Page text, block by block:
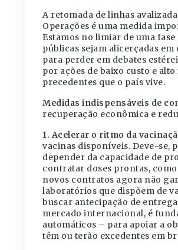
A retomada de linhas
Operações é uma medida
Estamos no limiar de uma
públicas sejam alicerçadas
para perder em debates
por ações de baixo custo e
precedentes que o país vive.
Medidas indispensáveis de
recuperação econômica e
1. Acelerar o ritmo da
vacinas disponíveis. Deve-se,
depender da capacidade de
contratar doses prontas,
novos contratos agora não
laboratórios que dispõem de
buscar antecipação de
mercado internacional, é
automáticos – para apoiar a
têm ou terão excedentes em